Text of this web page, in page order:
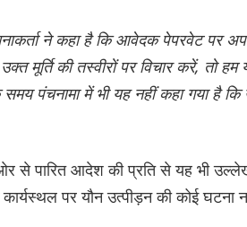
ने कहा है कि आवेदक पेपरवेट पर
मूर्ति की तस्वीरों पर विचार करें, तो
पंचनामा में भी यह नहीं कहा गया है
से पारित आदेश की प्रति से यह भी
पर यौन उत्पीड़न की कोई घटना